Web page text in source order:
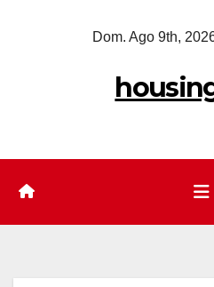
Dom. Ago 9th,